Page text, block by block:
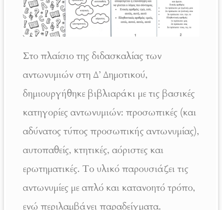
Στο πλαίσιο της διδασκαλίας των
αντωνυμιών στη Δ’ Δημοτικού,
δημιουργήθηκε βιβλιαράκι με τις βασικές
κατηγορίες αντωνυμιών: προσωπικές (και
αδύνατος τύπος προσωπικής αντωνυμίας),
αυτοπαθείς, κτητικές, αόριστες και
ερωτηματικές. Το υλικό παρουσιάζει τις
αντωνυμίες με απλό και κατανοητό τρόπο,
ενώ περιλαμβάνει παραδείγματα.